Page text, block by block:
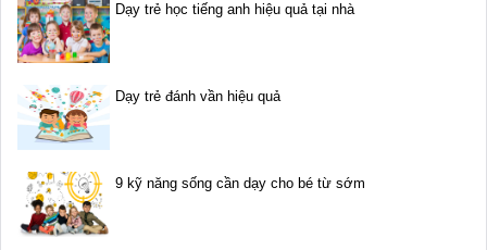
Dạy trẻ học tiếng anh hiệu quả tại nhà
Dạy trẻ đánh vần hiệu quả
9 kỹ năng sống cần dạy cho bé từ sớm